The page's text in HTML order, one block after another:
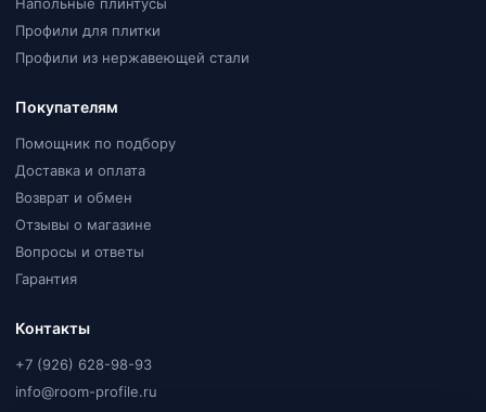
Напольные плинтусы
Профили для плитки
Профили из нержавеющей стали
Покупателям
Помощник по подбору
Доставка и оплата
Возврат и обмен
Отзывы о магазине
Вопросы и ответы
Гарантия
Контакты
+7 (926) 628-98-93
info@room-profile.ru